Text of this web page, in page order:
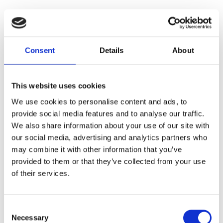
Consent Details About
This website uses cookies
We use cookies to personalise content and ads, to
provide social media features and to analyse our traffic.
We also share information about your use of our site with
our social media, advertising and analytics partners who
may combine it with other information that you’ve
provided to them or that they’ve collected from your use
of their services.
Selection
Necessary
UKŁAD KIEROWNICZY DO PEUGEOT 301